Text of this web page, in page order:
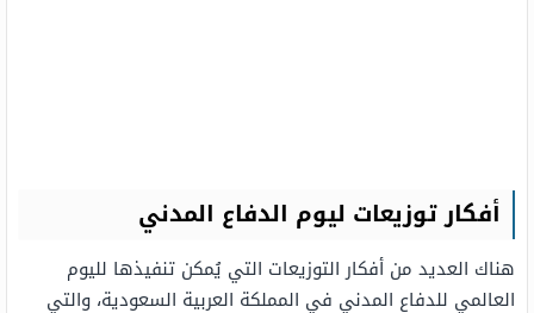
أفكار توزيعات ليوم الدفاع المدني
هناك العديد من أفكار التوزيعات التي يُمكن تنفيذها لليوم
العالمي للدفاع المدني في المملكة العربية السعودية، والتي